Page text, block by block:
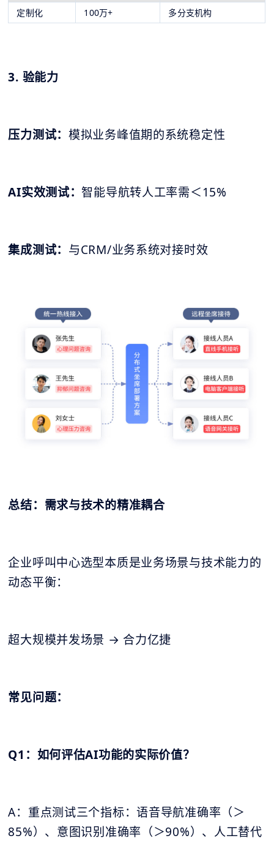
定制化
100万+ 多分支机构
3. 验能力
压力测试：模拟业务峰值期的系统稳定性
AI实效测试： 智能导航转人工率需＜15%
集成测试： 与CRM/业务系统对接时效
总结：需求与技术的精准耦合
企业呼叫中心选型本质是业务场景与技术能力的
动态平衡：
超大规模并发场景 → 合力亿捷
常见问题：
Q1：如何评估AI功能的实际价值？
A：重点测试三个指标：语音导航准确率（＞
85%）、意图识别准确率（＞90%）、人工替代